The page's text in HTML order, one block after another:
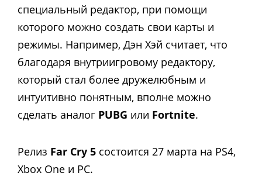
специальный редактор, при помощи
которого можно создать свои карты и
режимы. Например, Дэн Хэй считает, что
благодаря внутриигровому редактору,
который стал более дружелюбным и
интуитивно понятным, вполне можно
сделать аналог PUBG или Fortnite.
Релиз Far Cry 5 состоится 27 марта на PS4,
Xbox One и PC.